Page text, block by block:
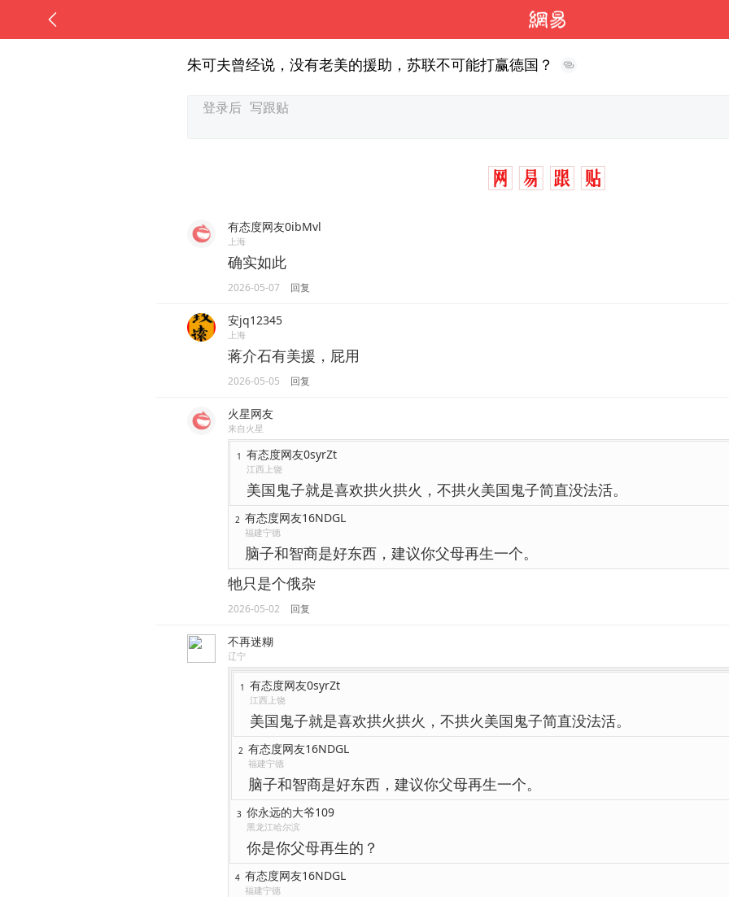
朱可夫曾经说，没有老美的援助，苏联不可能打赢德国？
有态度网友0ibMvl
上海
确实如此
2026-05-07 回复
安jq12345
上海
蒋介石有美援，屁用
2026-05-05 回复
火星网友
来自火星
1 有态度网友0syrZt
江西上饶
美国鬼子就是喜欢拱火拱火，不拱火美国鬼子简直没法活。
2 有态度网友16NDGL
福建宁德
脑子和智商是好东西，建议你父母再生一个。
牠只是个俄杂
2026-05-02 回复
不再迷糊
辽宁
1 有态度网友0syrZt
江西上饶
美国鬼子就是喜欢拱火拱火，不拱火美国鬼子简直没法活。
2 有态度网友16NDGL
福建宁德
脑子和智商是好东西，建议你父母再生一个。
3 你永远的大爷109
黑龙江哈尔滨
你是你父母再生的？
4 有态度网友16NDGL
福建宁德